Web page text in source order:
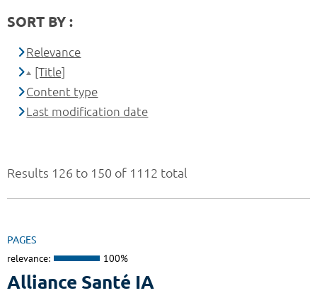
Results 126 to 150 of 1112 total
PAGES
relevance: 100%
Alliance Santé IA
SORT BY :
Relevance
[Title]
Content type
Last modification date